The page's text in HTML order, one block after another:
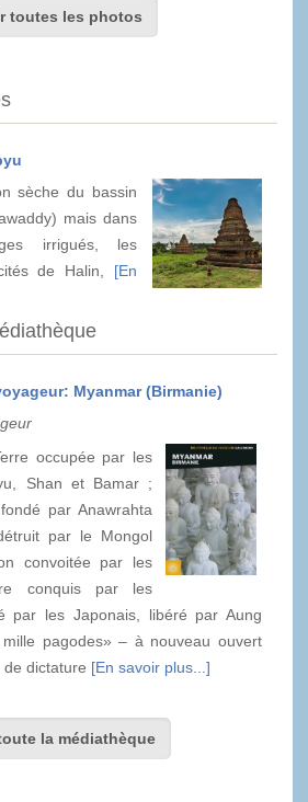
toutes les photos
sèche du bassin
mais dans
irrigués, les
de Halin, [En
Myanmar (Birmanie)
occupée par les
Shan et Bamar ;
par Anawrahta
par le Mongol
convoitée par les
conquis par les
par les Japonais, libéré par Aung
pagodes» – à nouveau ouvert
dictature [En savoir plus...]
la médiathèque